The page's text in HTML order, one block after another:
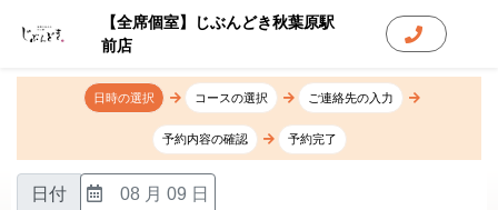
【全席個室】じぶんどき秋葉原駅
前店
日時の選択 コースの選択 ご連絡先の入力
予約内容の確認 予約完了
日付 08 月 09 日